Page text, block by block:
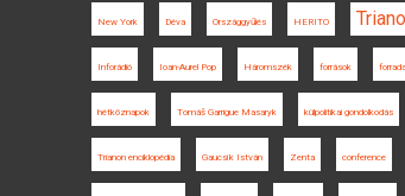
New York Déva Országgyűlés HERITO
Inforádió Ioan-Aurel Pop Háromszék források
hétköznapok Tomáš Garrigue Masaryk külpolitikai gondolkodás
Trianon enciklopédia Gaucsík István Zenta conference